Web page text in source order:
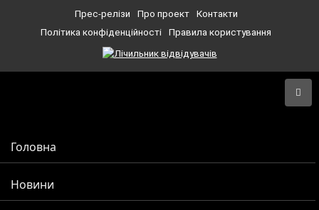
Прес-релізи Про проект
Контакти
Політика конфіденційності
Правила користування
Головна
Новини